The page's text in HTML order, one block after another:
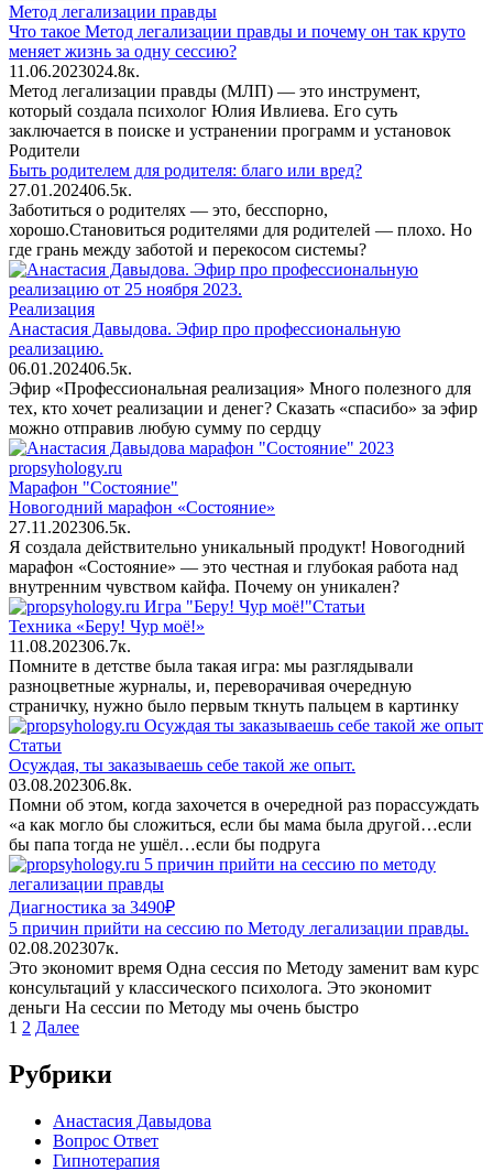
Метод легализации правды
Что такое Метод легализации правды и почему он так круто
меняет жизнь за одну сессию?
11.06.2023024.8к.
Метод легализации правды (МЛП) — это инструмент,
который создала психолог Юлия Ивлиева. Его суть
заключается в поиске и устранении программ и установок
Родители
Быть родителем для родителя: благо или вред?
27.01.202406.5к.
Заботиться о родителях — это, бесспорно,
хорошо.Становиться родителями для родителей — плохо. Но
где грань между заботой и перекосом системы?
Реализация
Анастасия Давыдова. Эфир про профессиональную
реализацию.
06.01.202406.5к.
Эфир «Профессиональная реализация» Много полезного для
тех, кто хочет реализации и денег? Сказать «спасибо» за эфир
можно отправив любую сумму по сердцу
Марафон "Состояние"
Новогодний марафон «Состояние»
27.11.202306.5к.
Я создала действительно уникальный продукт! Новогодний
марафон «Состояние» — это честная и глубокая работа над
внутренним чувством кайфа. Почему он уникален?
Статьи
Техника «Беру! Чур моё!»
11.08.202306.7к.
Помните в детстве была такая игра: мы разглядывали
разноцветные журналы, и, переворачивая очередную
страничку, нужно было первым ткнуть пальцем в картинку
Статьи
Осуждая, ты заказываешь себе такой же опыт.
03.08.202306.8к.
Помни об этом, когда захочется в очередной раз порассуждать
«а как могло бы сложиться, если бы мама была другой…если
бы папа тогда не ушёл…если бы подруга
Диагностика за 3490₽
5 причин прийти на сессию по Методу легализации правды.
02.08.202307к.
Это экономит время Одна сессия по Методу заменит вам курс
консультаций у классического психолога. Это экономит
деньги На сессии по Методу мы очень быстро
Пагинация
1 2 Далее
Рубрики
Анастасия Давыдова
Вопрос Ответ
Гипнотерапия